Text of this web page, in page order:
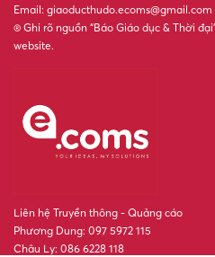
Email: giaoducthudo.ecoms@gmail.com
® Ghi rõ nguồn “Báo Giáo dục & Thời
website.
Liên hệ Truyền thông - Quảng cáo
Phương Dung: 097 5972 115
Châu Ly: 086 6228 118